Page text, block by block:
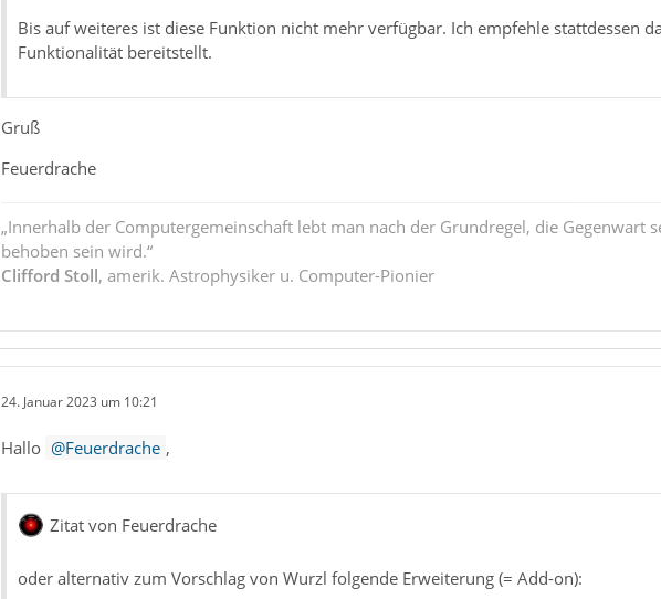
Bis auf weiteres ist diese Funktion nicht mehr verfügbar. Ich empfehle stattdessen
Funktionalität bereitstellt.
Gruß
Feuerdrache
„Innerhalb der Computergemeinschaft lebt man nach der Grundregel, die Gegenwart
behoben sein wird.“
Clifford Stoll, amerik. Astrophysiker u. Computer-Pionier
24. Januar 2023 um 10:21
Hallo Feuerdrache ,
Zitat von Feuerdrache
oder alternativ zum Vorschlag von Wurzl folgende Erweiterung (= Add-on):